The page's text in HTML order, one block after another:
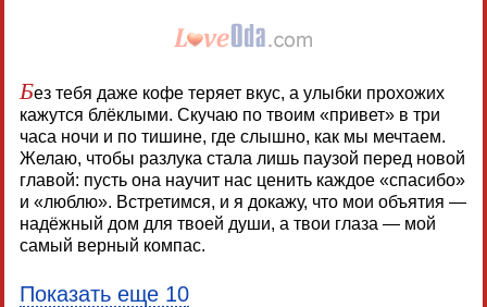
Без тебя даже кофе теряет вкус, а улыбки прохожих
кажутся блёклыми. Скучаю по твоим «привет» в три
часа ночи и по тишине, где слышно, как мы мечтаем.
Желаю, чтобы разлука стала лишь паузой перед новой
главой: пусть она научит нас ценить каждое «спасибо»
и «люблю». Встретимся, и я докажу, что мои объятия —
надёжный дом для твоей души, а твои глаза — мой
самый верный компас.
Показать еще 10